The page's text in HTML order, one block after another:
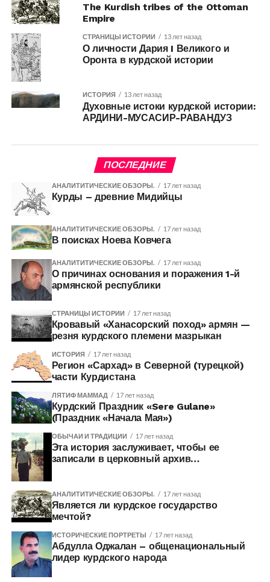
The Kurdish tribes of the Ottoman
Empire
СТРАНИЦЫ ИСТОРИИ 13 лет назад
О личности Дария I Великого и
Оронта в курдской истории
ИСТОРИЯ 13 лет назад
Духовные истоки курдской истории:
АРДИНИ-МУСАСИР-РАВАНДУЗ
ПОСЛЕДНИЕ
АНАЛИТИТИЧЕСКИЕ ОБЗОРЫ. 17 лет назад
Курды – древние Мидийцы
АНАЛИТИТИЧЕСКИЕ ОБЗОРЫ. 17 лет назад
В поисках Ноева Ковчега
АНАЛИТИТИЧЕСКИЕ ОБЗОРЫ. 17 лет назад
О причинах основания и поражения 1-й
армянской республики
СТРАНИЦЫ ИСТОРИИ 17 лет назад
Кровавый «Ханасорский поход» армян —
резня курдского племени мазрыкан
ИСТОРИЯ 17 лет назад
Регион «Сархад» в Северной (турецкой)
части Курдистана
ЛЯТИФ МАММАД 17 лет назад
Курдский Праздник «Sere Gulane»
(Праздник «Начала Мая»)
ОБЫЧАИ И ТРАДИЦИИ 17 лет назад
Эта история заслуживает, чтобы ее
записали в церковный архив…
АНАЛИТИТИЧЕСКИЕ ОБЗОРЫ. 17 лет назад
Является ли курдское государство
мечтой?
ИСТОРИЧЕСКИЕ ПОРТРЕТЫ 17 лет назад
Абдулла Оджалан – общенациональный
лидер курдского народа